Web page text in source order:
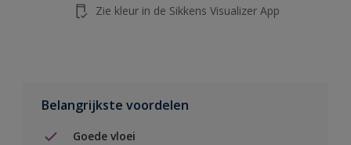
Zie kleur in de Sikkens Visualizer App
Belangrijkste voordelen
Goede vloei